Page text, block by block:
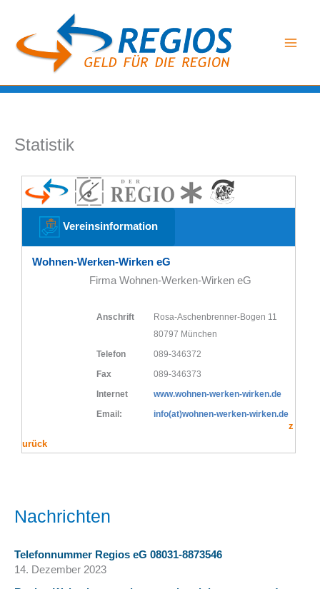
springen
Statistik
Vereinsinformation
Wohnen-Werken-Wirken eG
Firma Wohnen-Werken-Wirken eG
Anschrift
Rosa-Aschenbrenner-Bogen 11
80797 München
Telefon
089-346372
Fax
089-346373
Internet
www.wohnen-werken-wirken.de
Email:
info(at)wohnen-werken-wirken.de
z
urück
Nachrichten
Telefonnummer Regios eG 08031-8873546
14. Dezember 2023